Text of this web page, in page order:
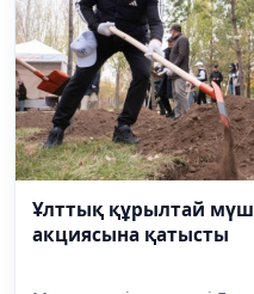
Ұлттық құрылтай
акциясына қатысты